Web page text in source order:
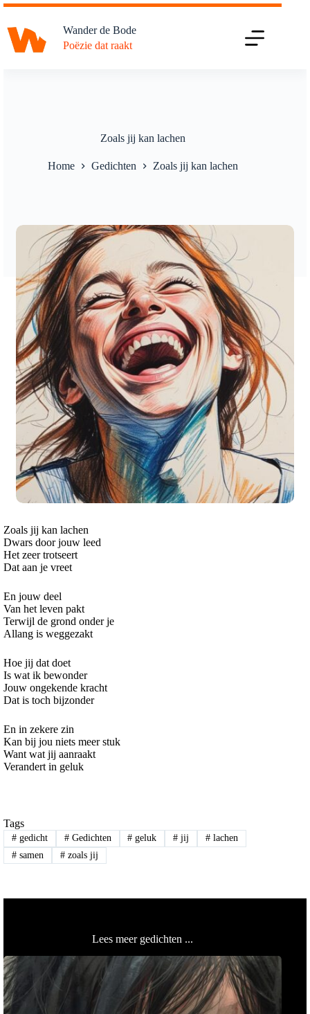
Ga
de
inhoud
Wander de Bode
Poëzie dat raakt
Zoals jij kan lachen
Home Gedichten Zoals jij kan lachen
Zoals jij kan lachen
Dwars door jouw leed
Het zeer trotseert
Dat aan je vreet
En jouw deel
Van het leven pakt
Terwijl de grond onder je
Allang is weggezakt
Hoe jij dat doet
Is wat ik bewonder
Jouw ongekende kracht
Dat is toch bijzonder
En in zekere zin
Kan bij jou niets meer stuk
Want wat jij aanraakt
Verandert in geluk
Tags
#gedicht #Gedichten # geluk # jij # lachen
#samen #zoals jij
Lees meer gedichten ...